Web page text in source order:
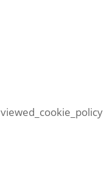
viewed_cookie_policy